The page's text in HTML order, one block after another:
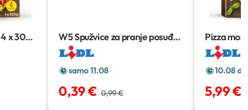
4 x 300
W5 Spužvice za pranje posuđa
10 kom
samo 11.08
0,39 € 0,99 €
Pizza
10.08
5,99 €